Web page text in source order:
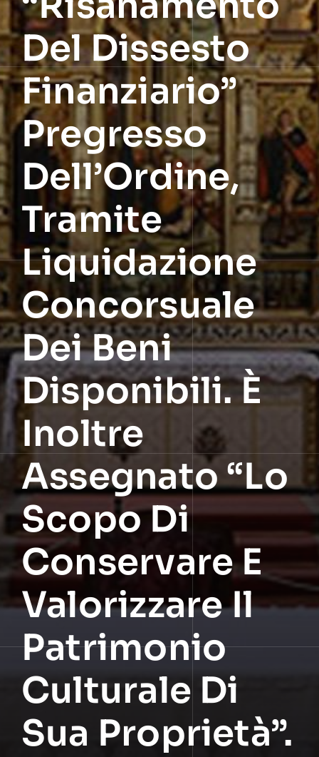
Del Dissesto
Finanziario”
Pregresso
Dell’Ordine,
Tramite
Liquidazione
Concorsuale
Dei Beni
Disponibili. È
Inoltre
Assegnato “lo
Scopo Di
Conservare E
Valorizzare Il
Patrimonio
Culturale Di
Sua Proprietà”.